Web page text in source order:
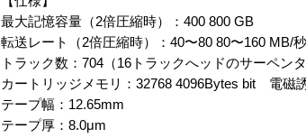
最大記憶容量（2倍圧縮時）：400 800 GB
転送レート（2倍圧縮時）：40〜80 80〜160 MB/秒
トラック数：704（16トラックへッドのサーペンタ
カートリッジメモリ：32768 4096Bytes bit 電磁
テープ幅：12.65mm
テープ厚：8.0μm